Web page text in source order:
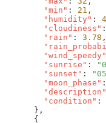
        "min"
: 21
        "humidity"
:
        "cloudiness"
        "rain"
: 3.78
        "wind_speedy"
        "sunrise"
:
        "sunset"
:
        "moon_phase"
        "description"
        "condition"
: